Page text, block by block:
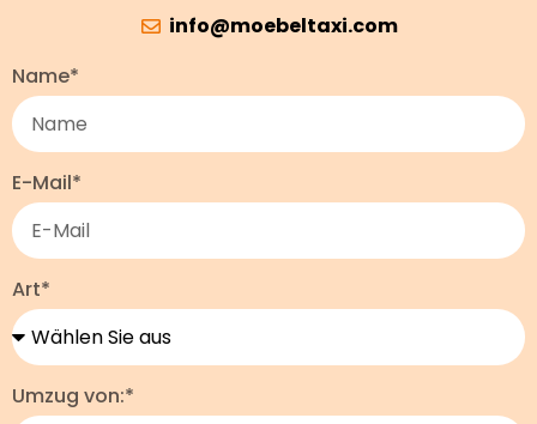
info@moebeltaxi.com
Name*
E-Mail*
Art*
Umzug von:*